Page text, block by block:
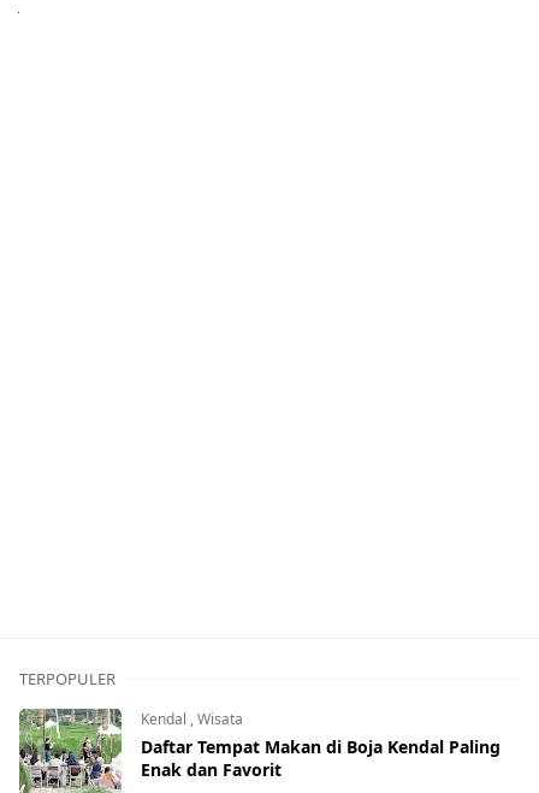
TERPOPULER
Kendal ,Wisata
Daftar Tempat Makan di Boja Kendal Paling
Enak dan Favorit